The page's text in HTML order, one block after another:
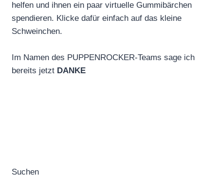
helfen und ihnen ein paar virtuelle Gummibärchen
spendieren. Klicke dafür einfach auf das kleine
Schweinchen.
Im Namen des PUPPENROCKER-Teams sage ich
bereits jetzt DANKE
Suchen